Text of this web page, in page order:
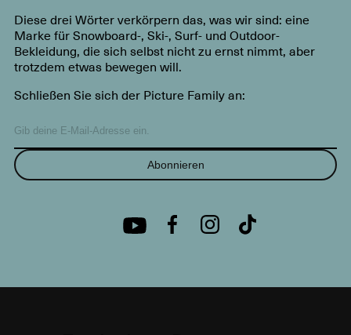
Diese drei Wörter verkörpern das, was wir sind: eine
Marke für Snowboard-, Ski-, Surf- und Outdoor-
Bekleidung, die sich selbst nicht zu ernst nimmt, aber
trotzdem etwas bewegen will.
Schließen Sie sich der Picture Family an:
Abonnieren